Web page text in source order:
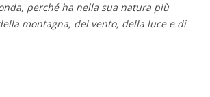
perché ha nella sua natura più
montagna, del vento, della luce e di